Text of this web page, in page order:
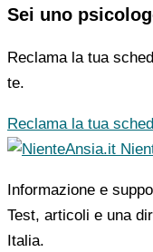
Sei uno
Reclama la tua
te.
Reclama la tua
Informazione e
Test, articoli e una
Italia.